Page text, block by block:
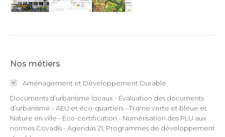
Nos métiers
Aménagement et Développement Durable
Documents d’urbanisme locaux - Évaluation des documents
d’urbanisme - AEU et éco-quartiers - Trame verte et bleue et
Nature en ville - Eco-certification - Numérisation des PLU aux
normes Covadis - Agendas 21, Programmes de développement